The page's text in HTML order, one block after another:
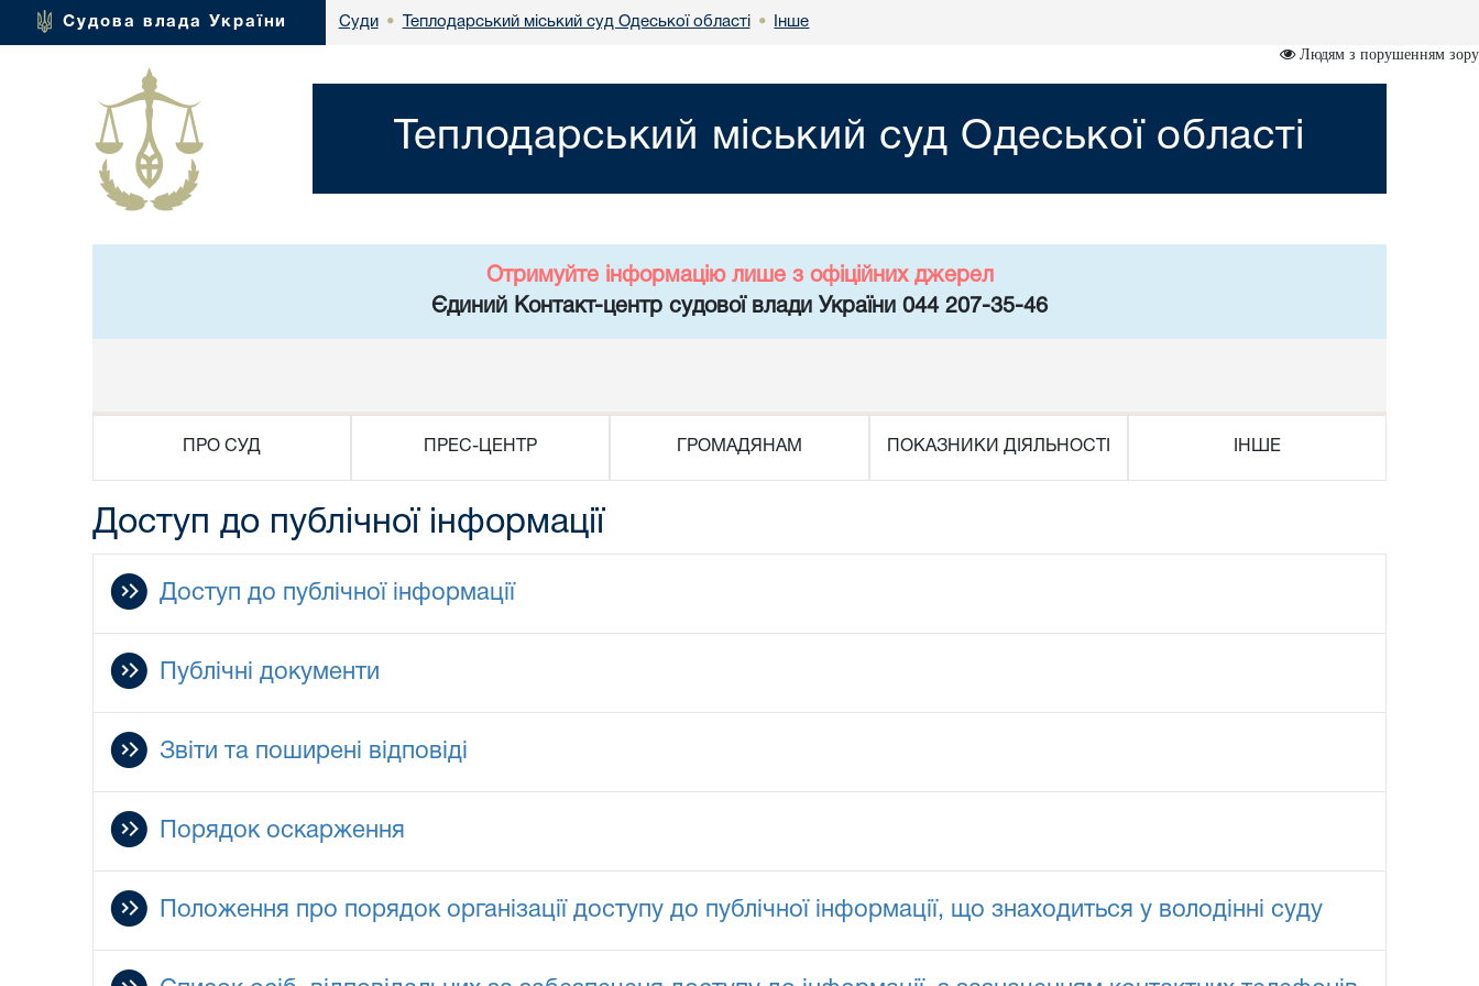
Судова влада України Суди • Теплодарський міський суд Одеської області • Інше
Людям з порушенням зору
Теплодарський міський суд Одеської області
Отримуйте інформацію лише з офіційних джерел
Єдиний Контакт-центр судової влади України 044 207-35-46
ПРО СУД ПРЕС-ЦЕНТР ГРОМАДЯНАМ ПОКАЗНИКИ ДІЯЛЬНОСТІ ІНШЕ
Доступ до публічної інформації
Доступ до публічної інформації
Публічні документи
Звіти та поширені відповіді
Порядок оскарження
Положення про порядок організації доступу до публічної інформації, що знаходиться у володінні суду